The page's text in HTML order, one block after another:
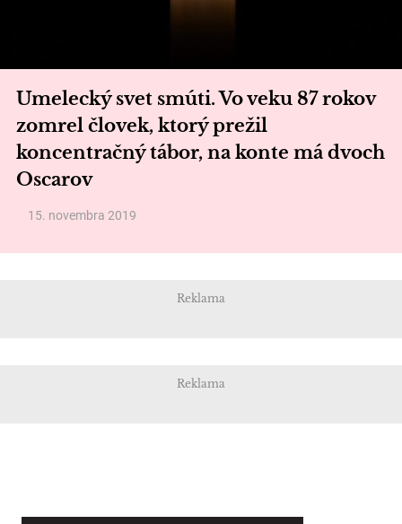
Umelecký svet smúti. Vo veku 87 rokov
zomrel človek, ktorý prežil
koncentračný tábor, na konte má dvoch
Oscarov
15. novembra 2019
Reklama
Reklama